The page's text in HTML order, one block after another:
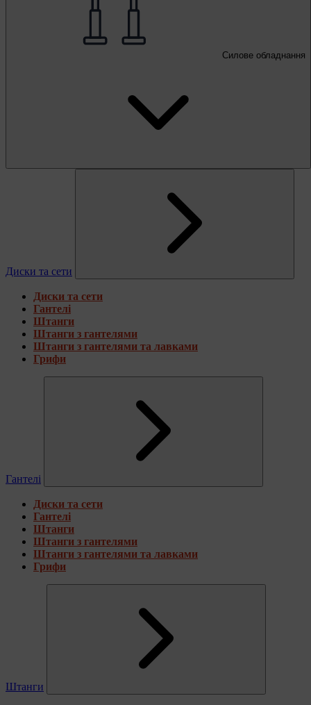
Силове обладнання
Диски та сети
Диски та сети
Гантелі
Штанги
Штанги з гантелями
Штанги з гантелями та лавками
Грифи
Гантелі
Диски та сети
Гантелі
Штанги
Штанги з гантелями
Штанги з гантелями та лавками
Грифи
Штанги